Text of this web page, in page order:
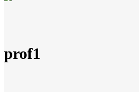
prof1